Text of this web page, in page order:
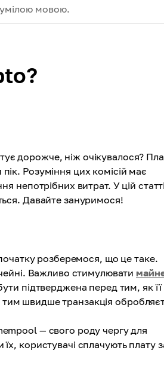
мовою.
дорожче, ніж очікувалося?
Розуміння цих комісій має
непотрібних витрат. У цій
Давайте зануримося!
розберемося, що це таке.
Важливо стимулювати
підтверджена перед тим, як її
тим швидше транзакція
— свого роду чергу для
користувачі сплачують плату